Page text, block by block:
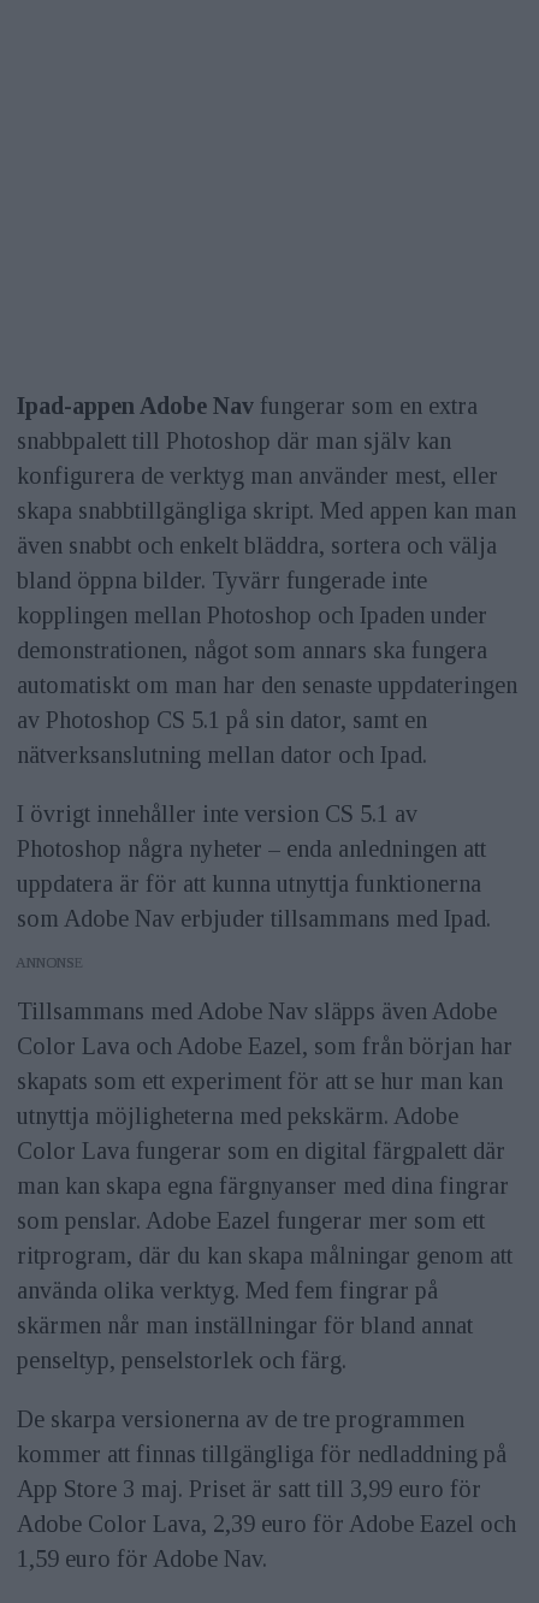
Ipad-appen Adobe Navfungerar som en extra
snabbpalett till Photoshop där man själv kan
konfigurera de verktyg man använder mest, eller
skapa snabbtillgängliga skript. Med appen kan man
även snabbt och enkelt bläddra, sortera och välja
bland öppna bilder. Tyvärr fungerade inte
kopplingen mellan Photoshop och Ipaden under
demonstrationen, något som annars ska fungera
automatiskt om man har den senaste uppdateringen
av Photoshop CS 5.1 på sin dator, samt en
nätverksanslutning mellan dator och Ipad.
I övrigt innehåller inte version CS 5.1 av
Photoshop några nyheter – enda anledningen att
uppdatera är för att kunna utnyttja funktionerna
som Adobe Nav erbjuder tillsammans med Ipad.
ANNONS
Tillsammans med Adobe Nav släpps även Adobe
Color Lava och Adobe Eazel, som från början har
skapats som ett experiment för att se hur man kan
utnyttja möjligheterna med pekskärm. Adobe
Color Lava fungerar som en digital färgpalett där
man kan skapa egna färgnyanser med dina fingrar
som penslar. Adobe Eazel fungerar mer som ett
ritprogram, där du kan skapa målningar genom att
använda olika verktyg. Med fem fingrar på
skärmen når man inställningar för bland annat
penseltyp, penselstorlek och färg.
De skarpa versionerna av de tre programmen
kommer att finnas tillgängliga för nedladdning på
App Store 3 maj. Priset är satt till 3,99 euro för
Adobe Color Lava, 2,39 euro för Adobe Eazel och
1,59 euro för Adobe Nav.